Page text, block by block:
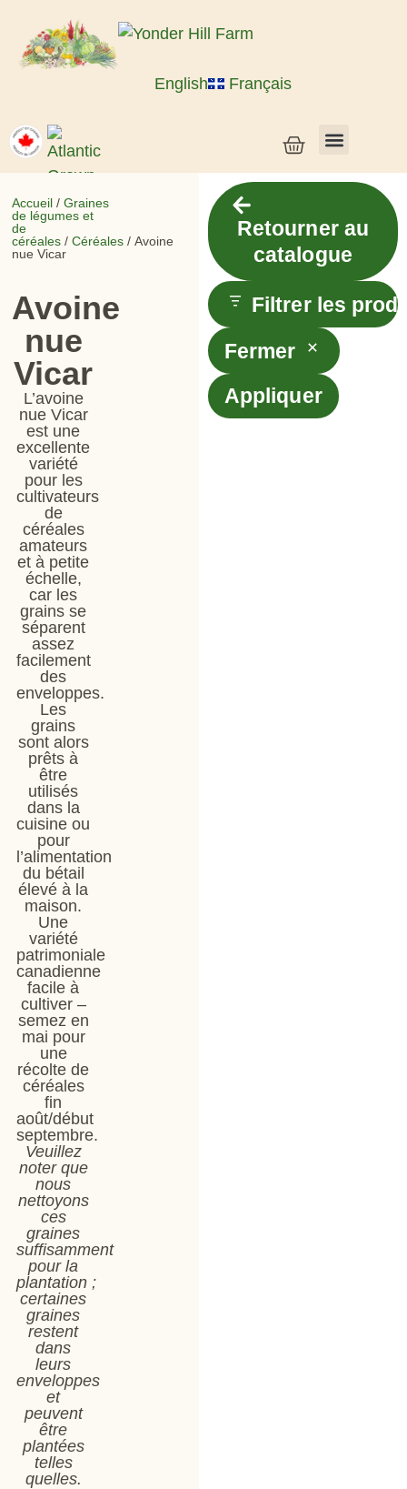
English Français
Accueil /Graines
de légumes et
de
céréales /Céréales / Avoine
nue Vicar
Avoine
nue
Vicar
L’avoine
nue Vicar
est une
excellente
variété
pour les
cultivateurs
de
céréales
amateurs
et à petite
échelle,
car les
grains se
séparent
assez
facilement
des
enveloppes.
Les
grains
sont alors
prêts à
être
utilisés
dans la
cuisine ou
pour
l’alimentation
du bétail
élevé à la
maison.
Une
variété
patrimoniale
canadienne
facile à
cultiver –
semez en
mai pour
une
récolte de
céréales
fin
août/début
septembre.
Veuillez
noter que
nous
nettoyons
ces
graines
suffisamment
pour la
plantation ;
certaines
graines
restent
dans
leurs
enveloppes
et
peuvent
être
plantées
telles
quelles.
Retourner au
catalogue
Filtrer les
Fermer
Appliquer